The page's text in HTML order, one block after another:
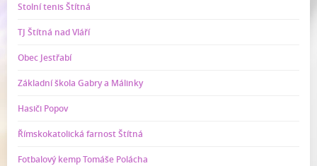
Stolní tenis Štítná
TJ Štítná nad Vláří
Obec Jestřabí
Základní škola Gabry a Málinky
Hasiči Popov
Římskokatolická farnost Štítná
Fotbalový kemp Tomáše Polácha